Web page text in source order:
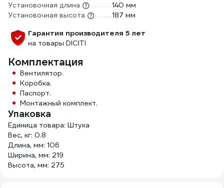
Установочная длина
140 мм
Установочная высота
187 мм
Гарантия производителя 5 лет
на товары DICITI
Комплектация
Вентилятор.
Коробка.
Паспорт.
Монтажный комплект.
Упаковка
Единица товара: Штука
Вес, кг: 0.8
Длина, мм: 106
Ширина, мм: 219
Высота, мм: 275